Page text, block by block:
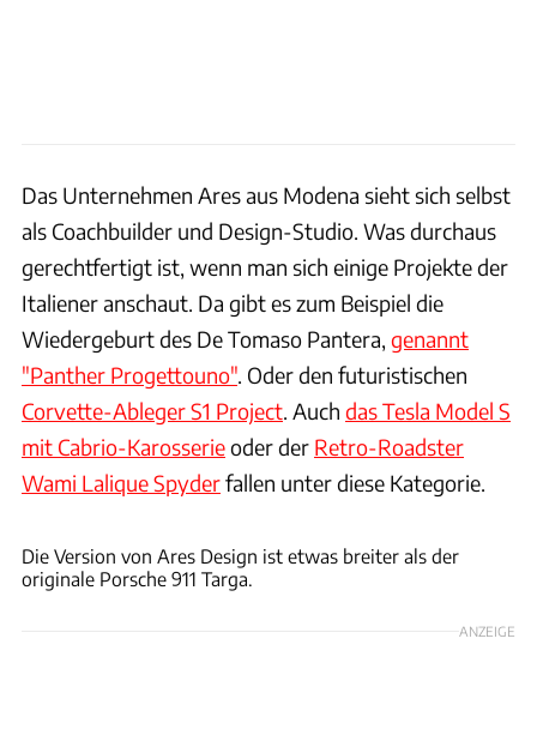
Das Unternehmen Ares aus Modena sieht sich selbst
als Coachbuilder und Design-Studio. Was durchaus
gerechtfertigt ist, wenn man sich einige Projekte der
Italiener anschaut. Da gibt es zum Beispiel die
Wiedergeburt des De Tomaso Pantera, genannt
"Panther Progettouno". Oder den futuristischen
Corvette-Ableger S1 Project. Auch das Tesla Model S
mit Cabrio-Karosserieoder der Retro-Roadster
Wami Lalique Spyderfallen unter diese Kategorie.
Die Version von Ares Design ist etwas breiter als der
originale Porsche 911 Targa.
ANZEIGE